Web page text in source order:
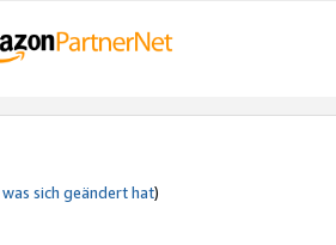
was sich geändert hat)